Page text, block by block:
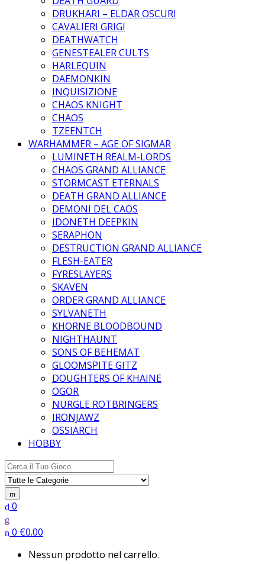
DRUKHARI – ELDAR OSCURI
CAVALIERI GRIGI
DEATHWATCH
GENESTEALER CULTS
HARLEQUIN
DAEMONKIN
INQUISIZIONE
CHAOS KNIGHT
CHAOS
TZEENTCH
WARHAMMER – AGE OF SIGMAR
LUMINETH REALM-LORDS
CHAOS GRAND ALLIANCE
STORMCAST ETERNALS
DEATH GRAND ALLIANCE
DEMONI DEL CAOS
IDONETH DEEPKIN
SERAPHON
DESTRUCTION GRAND ALLIANCE
FLESH-EATER
FYRESLAYERS
SKAVEN
ORDER GRAND ALLIANCE
SYLVANETH
KHORNE BLOODBOUND
NIGHTHAUNT
SONS OF BEHEMAT
GLOOMSPITE GITZ
DOUGHTERS OF KHAINE
OGOR
NURGLE ROTBRINGERS
IRONJAWZ
OSSIARCH
HOBBY
Search for:
0
0 €0.00
Nessun prodotto nel carrello.